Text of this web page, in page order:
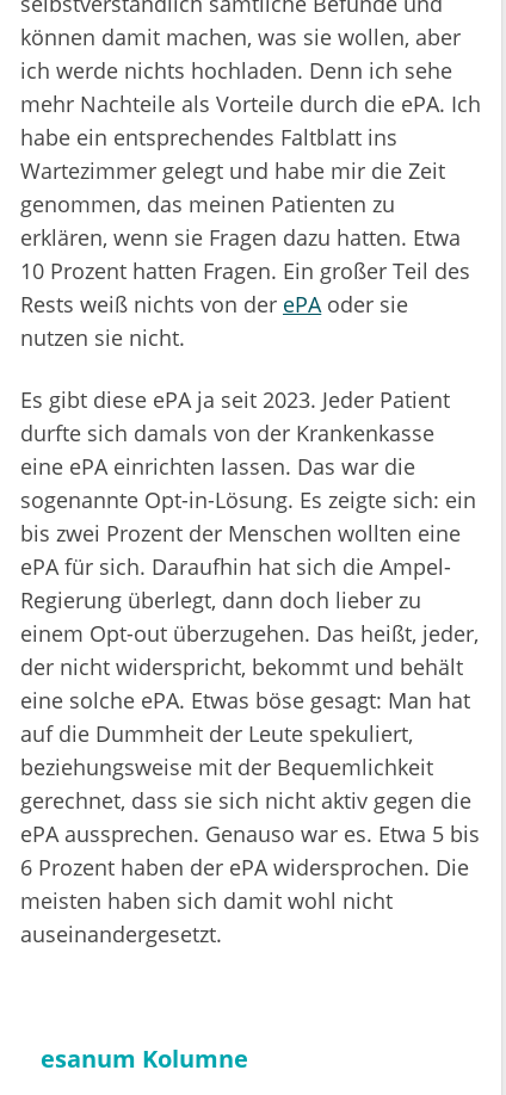
können damit machen, was sie wollen, aber
ich werde nichts hochladen. Denn ich sehe
mehr Nachteile als Vorteile durch die ePA. Ich
habe ein entsprechendes Faltblatt ins
Wartezimmer gelegt und habe mir die Zeit
genommen, das meinen Patienten zu
erklären, wenn sie Fragen dazu hatten. Etwa
10 Prozent hatten Fragen. Ein großer Teil des
Rests weiß nichts von der ePAoder sie
nutzen sie nicht.
Es gibt diese ePA ja seit 2023. Jeder Patient
durfte sich damals von der Krankenkasse
eine ePA einrichten lassen. Das war die
sogenannte Opt-in-Lösung. Es zeigte sich: ein
bis zwei Prozent der Menschen wollten eine
ePA für sich. Daraufhin hat sich die Ampel-
Regierung überlegt, dann doch lieber zu
einem Opt-out überzugehen. Das heißt, jeder,
der nicht widerspricht, bekommt und behält
eine solche ePA. Etwas böse gesagt: Man hat
auf die Dummheit der Leute spekuliert,
beziehungsweise mit der Bequemlichkeit
gerechnet, dass sie sich nicht aktiv gegen die
ePA aussprechen. Genauso war es. Etwa 5 bis
6 Prozent haben der ePA widersprochen. Die
meisten haben sich damit wohl nicht
auseinandergesetzt.
esanum Kolumne